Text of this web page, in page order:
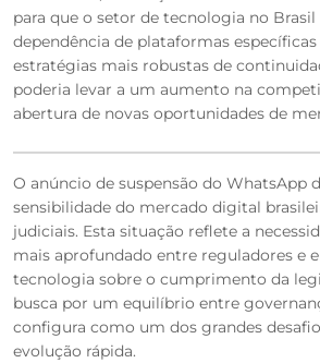
para que o setor de tecnologia no Brasil
dependência de plataformas
estratégias mais robustas de
poderia levar a um aumento na
abertura de novas oportunidades de
O anúncio de suspensão do WhatsApp
sensibilidade do mercado digital
judiciais. Esta situação reflete a
mais aprofundado entre reguladores e
tecnologia sobre o cumprimento da
busca por um equilíbrio entre
configura como um dos grandes
evolução rápida.